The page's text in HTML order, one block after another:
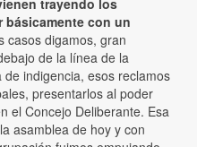
básicamente con un
casos digamos, gran
de la línea de la
indigencia, esos reclamos
presentarlos al poder
el Concejo Deliberante. Esa
asamblea de hoy y con